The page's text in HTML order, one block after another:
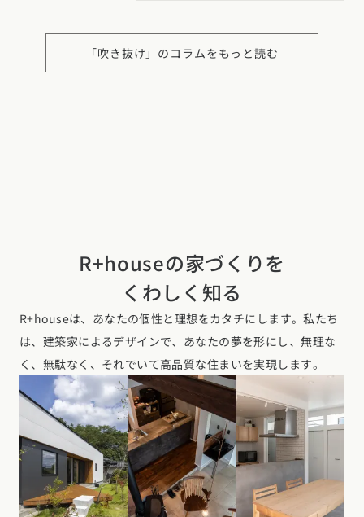
「吹き抜け」のコラムをもっと読む
R+houseの家づくりを
くわしく知る
R+houseは、あなたの個性と理想をカタチにします。私たち
は、建築家によるデザインで、あなたの夢を形にし、無理な
く、無駄なく、それでいて高品質な住まいを実現します。